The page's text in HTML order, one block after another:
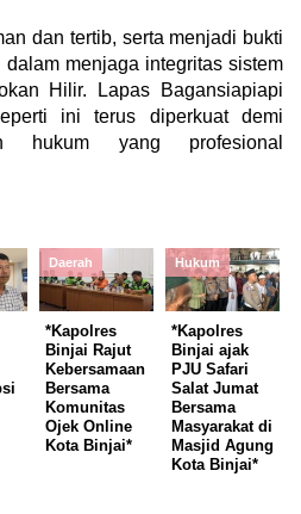
dan tertib, serta menjadi bukti
menjaga integritas sistem
Hilir. Lapas Bagansiapiapi
ini terus diperkuat demi
hukum yang profesional
Daerah
*Kapolres
Binjai Rajut
Kebersamaan
Bersama
Komunitas
Ojek Online
Kota Binjai*
Hukum
*Kapolres
Binjai ajak
PJU Safari
Salat Jumat
Bersama
Masyarakat di
Masjid Agung
Kota Binjai*